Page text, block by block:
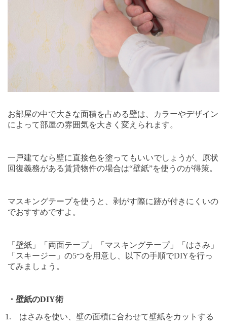
お部屋の中で大きな面積を占める壁は、カラーやデザイン
によって部屋の雰囲気を大きく変えられます。
一戸建てなら壁に直接色を塗ってもいいでしょうが、原状
回復義務がある賃貸物件の場合は“壁紙”を使うのが得策。
マスキングテープを使うと、剥がす際に跡が付きにくいの
でおすすめですよ。
「壁紙」「両面テープ」「マスキングテープ」「はさみ」
「スキージー」の5つを用意し、以下の手順でDIYを行っ
てみましょう。
・壁紙のDIY術
1.
はさみを使い、壁の面積に合わせて壁紙をカットする